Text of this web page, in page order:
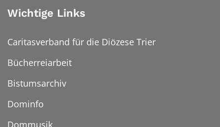
Wichtige Links
Caritasverband für die Diözese Trier
Bücherreiarbeit
Bistumsarchiv
Dominfo